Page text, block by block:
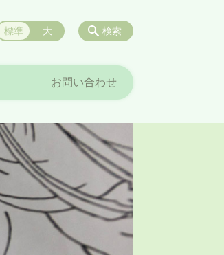
お問い合わせ
検索
標準 大